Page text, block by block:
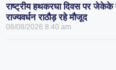
राष्ट्रीय हथकरघा दिवस पर
राज्यवर्धन राठौड़ रहे मौजूद
08/08/2026 8:40 am